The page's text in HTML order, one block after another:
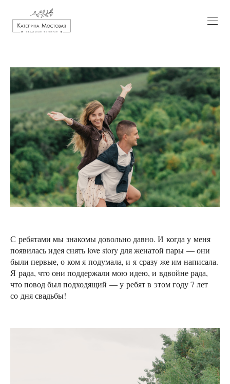
С ребятами мы знакомы довольно давно. И когда у меня
появилась идея снять love story для женатой пары — они
были первые, о ком я подумала, и я сразу же им написала.
Я рада, что они поддержали мою идею, и вдвойне рада,
что повод был подходящий — у ребят в этом году 7 лет
со дня свадьбы!